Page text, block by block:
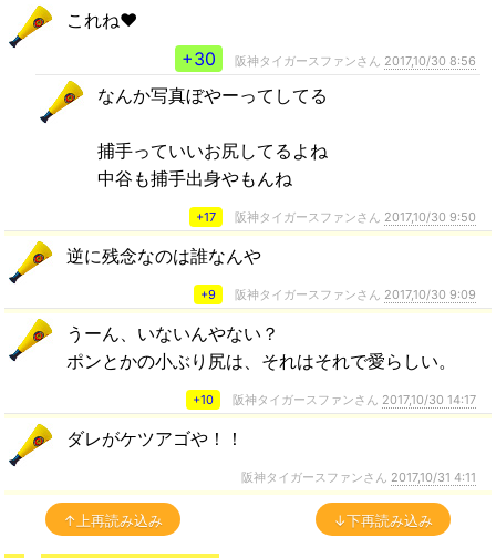
これね❤
+30
阪神タイガースファンさん 2017,10/30 8:56
なんか写真ぼやーってしてる
捕手っていいお尻してるよね
中谷も捕手出身やもんね
+17 阪神タイガースファンさん 2017,10/30 9:50
逆に残念なのは誰なんや
+9 阪神タイガースファンさん 2017,10/30 9:09
うーん、いないんやない？
ポンとかの小ぶり尻は、それはそれで愛らしい。
+10 阪神タイガースファンさん 2017,10/30 14:17
ダレがケツアゴや！！
阪神タイガースファンさん 2017,10/31 4:11
↑上再読み込み ↓下再読み込み